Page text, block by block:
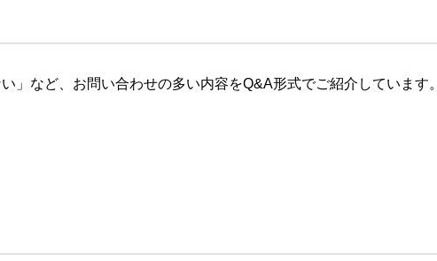
」など、お問い合わせの多い内容をQ&A形式でご紹介しています。